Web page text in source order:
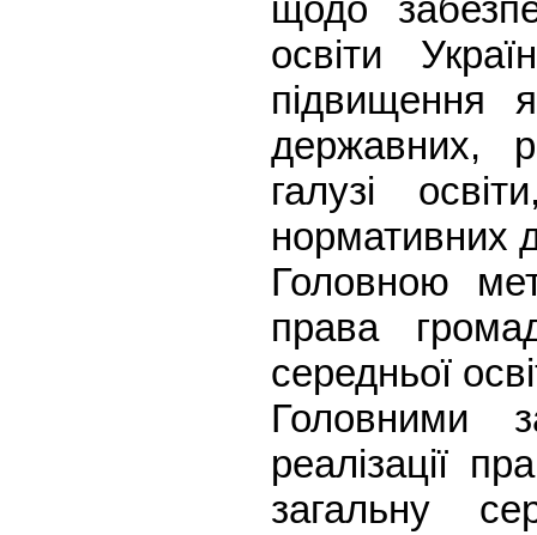
щодо
освіти
підвищення
державних,
галузі
нормативних
Головною
права
середньої
Головними
реалізації
загальну